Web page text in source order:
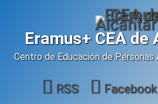
Eramus+ CEA
Centro de Educación de
RSS Facebook